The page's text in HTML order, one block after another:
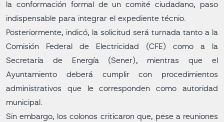
la conformación formal de un comité ciudadano, paso
indispensable para integrar el expediente técnio.
Posteriormente, indicó, la solicitud será turnada tanto a la
Comisión Federal de Electricidad (CFE) como a la
Secretaría de Energía (Sener), mientras que el
Ayuntamiento deberá cumplir con procedimientos
administrativos que le corresponden como autoridad
municipal.
Sin embargo, los colonos criticaron que, pese a reuniones